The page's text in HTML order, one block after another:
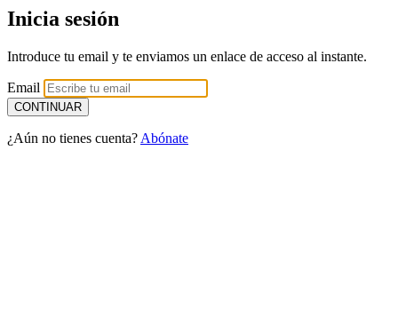
Inicia sesión
Introduce tu email y te enviamos un enlace de acceso al instante.
Email
¿Aún no tienes cuenta? Abónate